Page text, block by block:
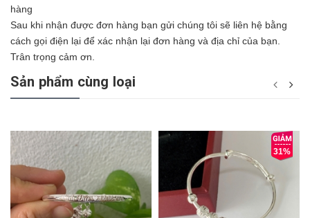
hàng
Sau khi nhận được đơn hàng bạn gửi chúng tôi sẽ liên hệ bằng
cách gọi điện lại để xác nhận lại đơn hàng và địa chỉ của bạn.
Trân trọng cảm ơn.
Sản phẩm cùng loại
31%